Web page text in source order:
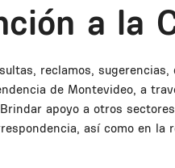
a la
reclamos,
de Montevideo, a
apoyo a otros
así como en la